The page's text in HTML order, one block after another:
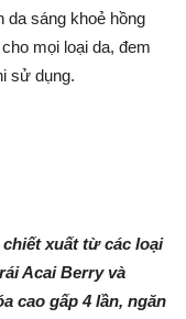
da sáng khoẻ hồng
mọi loại da, đem
sử dụng.
chiết xuất từ các loại
Acai Berry và
cao gấp 4 lần, ngăn